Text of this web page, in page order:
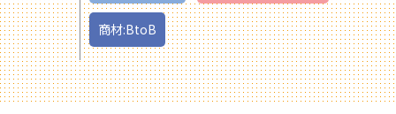
商材:BtoB